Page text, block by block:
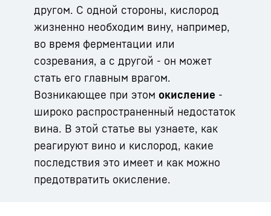
другом. С одной стороны, кислород
жизненно необходим вину, например,
во время ферментации или
созревания, а с другой - он может
стать его главным врагом.
Возникающее при этом окисление -
широко распространенный недостаток
вина. В этой статье вы узнаете, как
реагируют вино и кислород, какие
последствия это имеет и как можно
предотвратить окисление.